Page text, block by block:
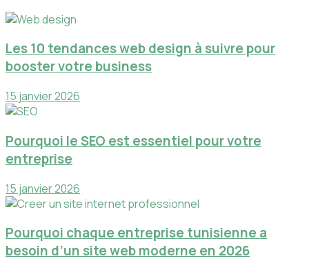
Les 10 tendances web design à suivre pour
booster votre business
15 janvier 2026
Pourquoi le SEO est essentiel pour votre
entreprise
15 janvier 2026
Pourquoi chaque entreprise tunisienne a
besoin d’un site web moderne en 2026